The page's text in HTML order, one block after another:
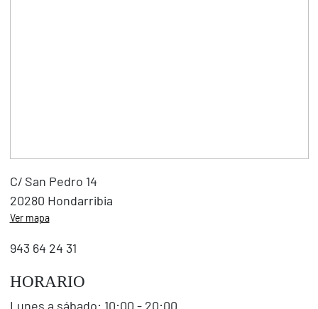
C/ San Pedro 14
20280 Hondarribia
Ver mapa
943 64 24 31
HORARIO